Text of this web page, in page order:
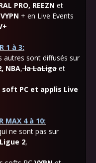
PRO, REEZN et
VYPN + en Live Events
1 à 3:
autres sont diffusés sur
NBA, la LaLiga et
soft PC et applis Live
MAX 4 à 10:
ne sont pas sur
Ligue 2,